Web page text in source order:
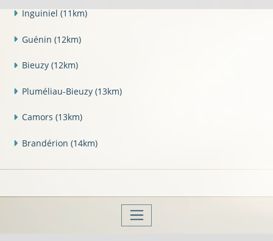
Inguiniel (11km)
Guénin (12km)
Bieuzy (12km)
Pluméliau-Bieuzy (13km)
Camors (13km)
Brandérion (14km)